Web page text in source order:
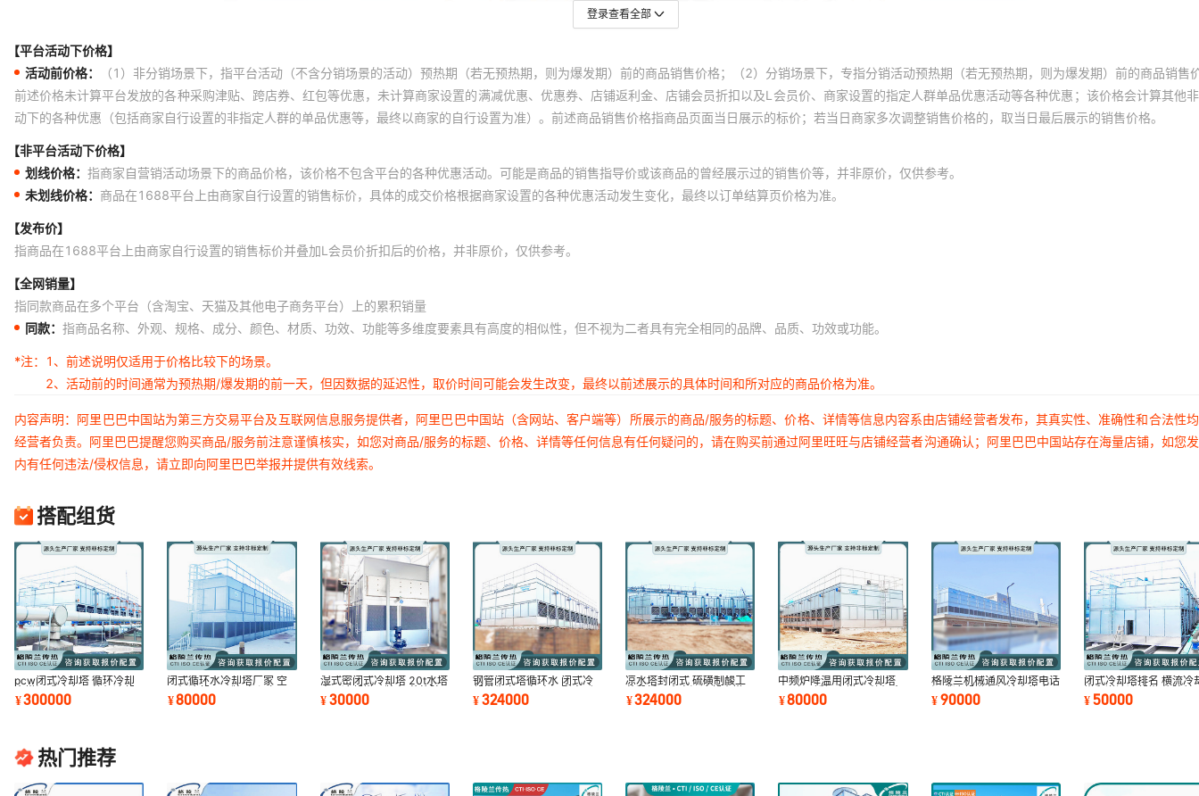
登录查看全部
【平台活动下价格】
活动前价格：
（1）非分销场景下，指平台活动（不含分销场景的活动）预热期（若无预热期，则为爆发期）前的商品销售价格；（2）分销场景下，专指分销活动预热期（若无预热期，则为爆发期）前的商品销售
前述价格未计算平台发放的各种采购津贴、跨店券、红包等优惠，未计算商家设置的满减优惠、优惠券、店铺返利金、店铺会员折扣以及L会员价、商家设置的指定人群单品优惠活动等各种优惠；该价格会计算其他
动下的各种优惠（包括商家自行设置的非指定人群的单品优惠等，最终以商家的自行设置为准）。前述商品销售价格指商品页面当日展示的标价；若当日商家多次调整销售价格的，取当日最后展示的销售价格。
【非平台活动下价格】
划线价格： 指商家自营销活动场景下的商品价格，该价格不包含平台的各种优惠活动。可能是商品的销售指导价或该商品的曾经展示过的销售价等，并非原价，仅供参考。
未划线价格： 商品在1688平台上由商家自行设置的销售标价，具体的成交价格根据商家设置的各种优惠活动发生变化，最终以订单结算页价格为准。
【发布价】
指商品在1688平台上由商家自行设置的销售标价并叠加L会员价折扣后的价格，并非原价，仅供参考。
【全网销量】
指同款商品在多个平台（含淘宝、天猫及其他电子商务平台）上的累积销量
同款： 指商品名称、外观、规格、成分、颜色、材质、功效、功能等多维度要素具有高度的相似性，但不视为二者具有完全相同的品牌、品质、功效或功能。
*注：
1、前述说明仅适用于价格比较下的场景。
2、活动前的时间通常为预热期/爆发期的前一天，但因数据的延迟性，取价时间可能会发生改变，最终以前述展示的具体时间和所对应的商品价格为准。
内容声明：阿里巴巴中国站为第三方交易平台及互联网信息服务提供者，阿里巴巴中国站（含网站、客户端等）所展示的商品/服务的标题、价格、详情等信息内容系由店铺经营者发布，其真实性、准确性和合法性
经营者负责。阿里巴巴提醒您购买商品/服务前注意谨慎核实，如您对商品/服务的标题、价格、详情等任何信息有任何疑问的，请在购买前通过阿里旺旺与店铺经营者沟通确认；阿里巴巴中国站存在海量店铺，如您
内有任何违法/侵权信息，请立即向阿里巴巴举报并提供有效线索。
搭配组货
pcw闭式冷却塔 循环冷却
水塔闭式 空气压缩机冷却
塔 国内品牌厂家
¥300000
闭式循环水冷却塔厂家 空
压机冷却器品牌 离心空压
机后冷却器设备
¥80000
湿式密闭式冷却塔 20t水塔
中国冷却塔品牌 江苏格陵
兰传热厂家
¥30000
钢管闭式塔循环水 闭式冷
却塔生产厂家 密闭型方形
横流冷却塔厂家
¥324000
凉水塔封闭式 硫磺制酸工
艺段循环水密闭冷却水塔
蒸汽冷凝器厂家
¥324000
中频炉降温用闭式冷却塔
50吨不锈钢水塔 压缩机水
塔横流两侧进风
¥80000
格陵兰机械通风冷却塔电话
闭式冷却塔在船舶中的应用
凉水塔购买
¥90000
闭式冷却塔排名 横流冷
塔和逆流冷却塔 格陵兰
330kw冷却水塔厂
¥50000
热门推荐